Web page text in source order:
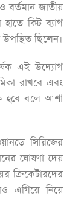
জাতীয়
কিট ব্যাগ
ছিলেন।
এই উদ্যোগ
রাখবে এবং
হবে বলে আশা
সিরিজের
ঘোষণা দেয়
ক্রিকেটারদের
এগিয়ে নিয়ে